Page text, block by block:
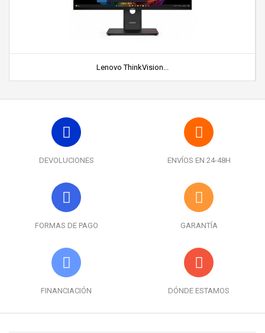
Lenovo ThinkVision...
DEVOLUCIONES ENVÍOS EN 24-48H
FORMAS DE PAGO GARANTÍA
FINANCIACIÓN DÓNDE ESTAMOS